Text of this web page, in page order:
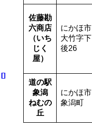
佐藤勘
六商店
（いち
じく
屋）
にかほ市
大竹字下
後26
道の駅
象潟
ねむの
丘
にかほ市
象潟町